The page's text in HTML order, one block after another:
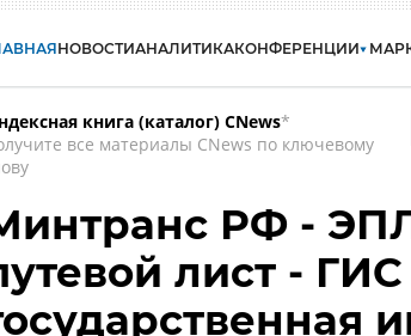
НОВОСТИАНАЛИТИКАКОНФЕРЕНЦИИ
книга (каталог) CNews*
все материалы CNews по ключевому
РФ -
лист -